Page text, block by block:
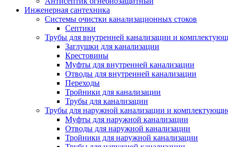
Инженерная сантехника
Системы очистки канализационных стоков
Септики
Трубы для внутренней канализации и
Заглушки для канализации
Крестовины
Муфты для внутренней канализации
Отводы для внутренней канализации
Переходы
Тройники для канализации
Трубы для канализации
Трубы для наружной канализации и
Муфты для наружной канализации
Отводы для наружной канализации
Тройники для наружной канализации